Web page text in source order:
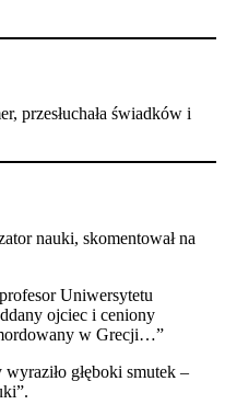
przesłuchała świadków i
nauki, skomentował na
Uniwersytetu
ojciec i ceniony
w Grecji…”
głęboki smutek –